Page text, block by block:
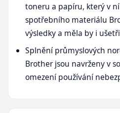
toneru a papíru, který v
spotřebního materiálu
výsledky a měla by i
Splnění průmyslových
Brother jsou navrženy v
omezení používání